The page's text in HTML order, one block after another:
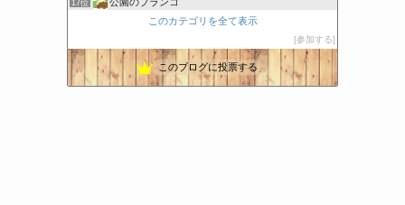
17位
茨城県大洗町手打ちそば常陸屋のブログ
このカテゴリを全て表示
参加する
このブログに投票する